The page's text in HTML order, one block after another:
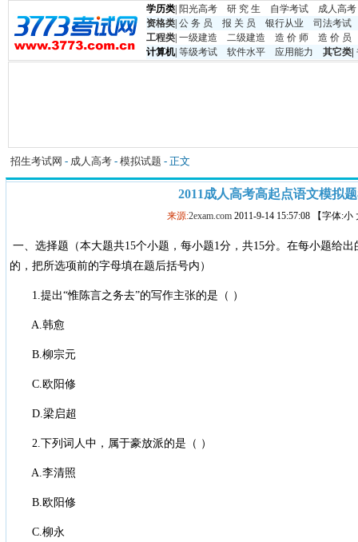
学历类 阳光高考 研 究 生 自学考试
成人高考
资格类 公 务 员 报 关 员 银行从业
司法考试
工程类 一级建造 二级建造 造 价 师
造 价 员
计算机| 等级考试 软件水平 应用能力 其它类
招生考试网 - 成人高考 - 模拟试题 - 正文
2011成人高考高起点语文模拟
来源:2exam.com 2011-9-14 15:57:08 【字体:小
一、选择题（本大题共15个小题，每小题1分，共15分。在每小题给
的，把所选项前的字母填在题后括号内）
1.提出“惟陈言之务去”的写作主张的是（ ）
A.韩愈
B.柳宗元
C.欧阳修
D.梁启超
2.下列词人中，属于豪放派的是（ ）
A.李清照
B.欧阳修
C.柳永